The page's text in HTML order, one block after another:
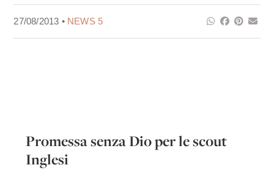
27/08/2013 • NEWS 5
Promessa senza Dio per le scout
Inglesi